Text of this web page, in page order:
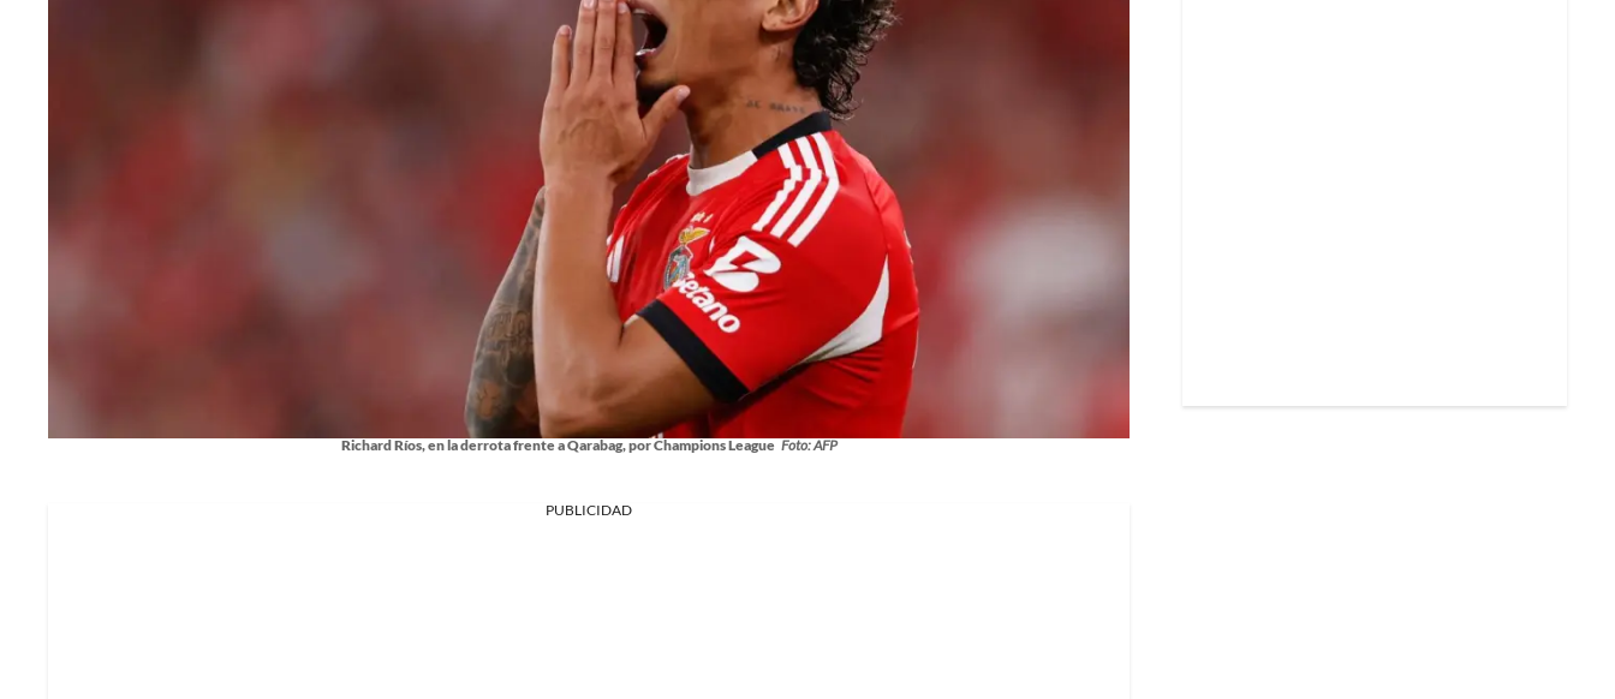
Richard Ríos, en la derrota frente a Qarabag, por Champions League Foto: AFP
PUBLICIDAD